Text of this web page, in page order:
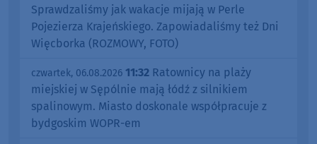
Sprawdzaliśmy jak wakacje mijają w Perle
Pojezierza Krajeńskiego. Zapowiadaliśmy też Dni
Więcborka (ROZMOWY, FOTO)
czwartek, 06.08.2026 11:32 Ratownicy na plaży
miejskiej w Sępólnie mają łódź z silnikiem
spalinowym. Miasto doskonale współpracuje z
bydgoskim WOPR-em